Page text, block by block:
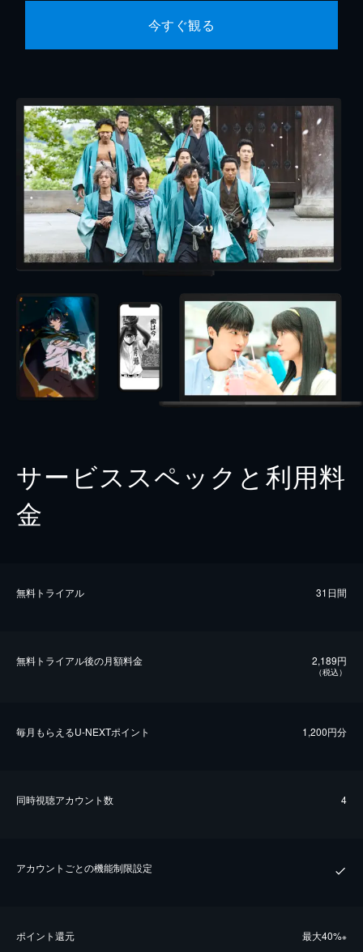
今すぐ観る
サービススペックと利用料
金
無料トライアル 31日間
無料トライアル後の⽉額料金 2,189円
（税込）
毎⽉もらえるU-NEXTポイント 1,200円分
同時視聴アカウント数 4
アカウントごとの機能制限設定
ポイント還元 最⼤40%※